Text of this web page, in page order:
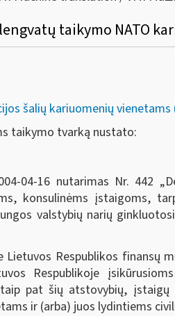
taikymo NATO
šalių kariuomenių vienetams
taikymo tvarką nustato:
04-16 nutarimas Nr. 442 „
konsulinėms įstaigoms,
valstybių narių
Respublikos finansų
Respublikoje
pat šių atstovybių,
ir (arba) juos lydintiems